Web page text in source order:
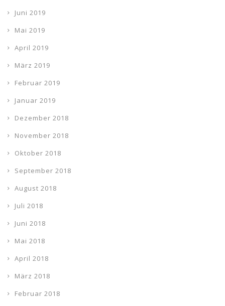
Juni 2019
Mai 2019
April 2019
März 2019
Februar 2019
Januar 2019
Dezember 2018
November 2018
Oktober 2018
September 2018
August 2018
Juli 2018
Juni 2018
Mai 2018
April 2018
März 2018
Februar 2018